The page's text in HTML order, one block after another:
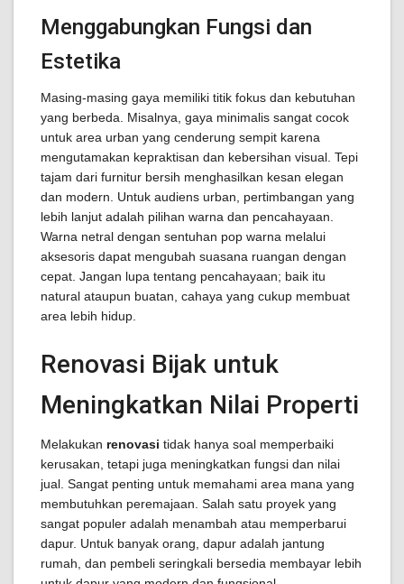
Menggabungkan Fungsi dan
Estetika
Masing-masing gaya memiliki titik fokus dan kebutuhan
yang berbeda. Misalnya, gaya minimalis sangat cocok
untuk area urban yang cenderung sempit karena
mengutamakan kepraktisan dan kebersihan visual. Tepi
tajam dari furnitur bersih menghasilkan kesan elegan
dan modern. Untuk audiens urban, pertimbangan yang
lebih lanjut adalah pilihan warna dan pencahayaan.
Warna netral dengan sentuhan pop warna melalui
aksesoris dapat mengubah suasana ruangan dengan
cepat. Jangan lupa tentang pencahayaan; baik itu
natural ataupun buatan, cahaya yang cukup membuat
area lebih hidup.
Renovasi Bijak untuk
Meningkatkan Nilai Properti
Melakukan renovasi tidak hanya soal memperbaiki
kerusakan, tetapi juga meningkatkan fungsi dan nilai
jual. Sangat penting untuk memahami area mana yang
membutuhkan peremajaan. Salah satu proyek yang
sangat populer adalah menambah atau memperbarui
dapur. Untuk banyak orang, dapur adalah jantung
rumah, dan pembeli seringkali bersedia membayar lebih